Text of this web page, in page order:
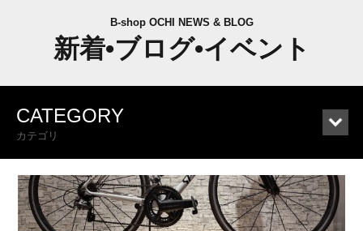
B-shop OCHI NEWS & BLOG
新着•ブログ•イベント
CATEGORY
カテゴリ